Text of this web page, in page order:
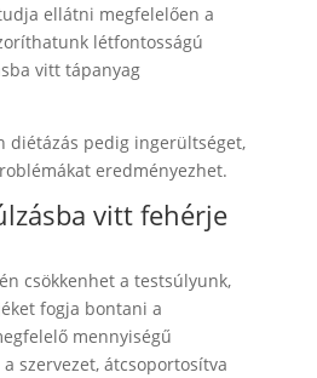
ellátni megfelelően a
létfontosságú
vitt tápanyag
diétázás pedig ingerültséget,
eredményezhet.
vitt fehérje
csökkenhet a testsúlyunk,
fogja bontani a
mennyiségű
szervezet, átcsoportosítva